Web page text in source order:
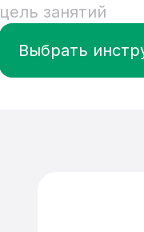
цель занятий
Выбрать